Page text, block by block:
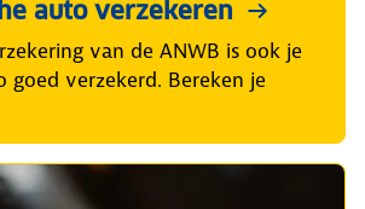
auto verzekeren
van de ANWB is ook je
goed verzekerd. Bereken je